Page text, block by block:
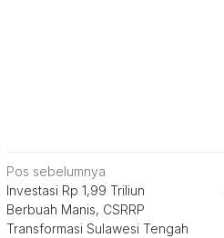
Navigasi
pos
Pos sebelumnya
Investasi Rp 1,99 Triliun
Berbuah Manis, CSRRP
Transformasi Sulawesi Tengah